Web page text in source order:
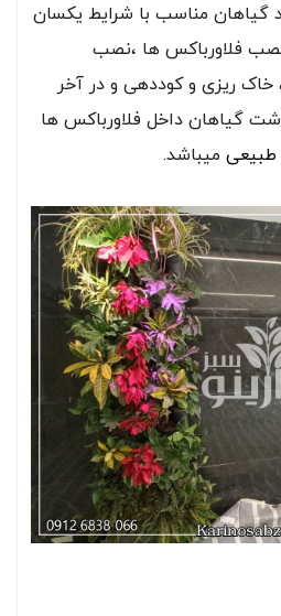
مناسب با شرایط یکسان
فلاورباکس ها ،نصب
ریزی و کوددهی و در آخر
گیاهان داخل فلاورباکس ها
طبیعی میباشد.